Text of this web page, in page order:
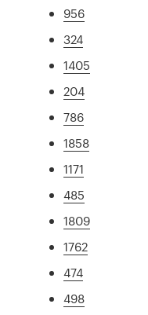
956
324
1405
204
786
1858
1171
485
1809
1762
474
498